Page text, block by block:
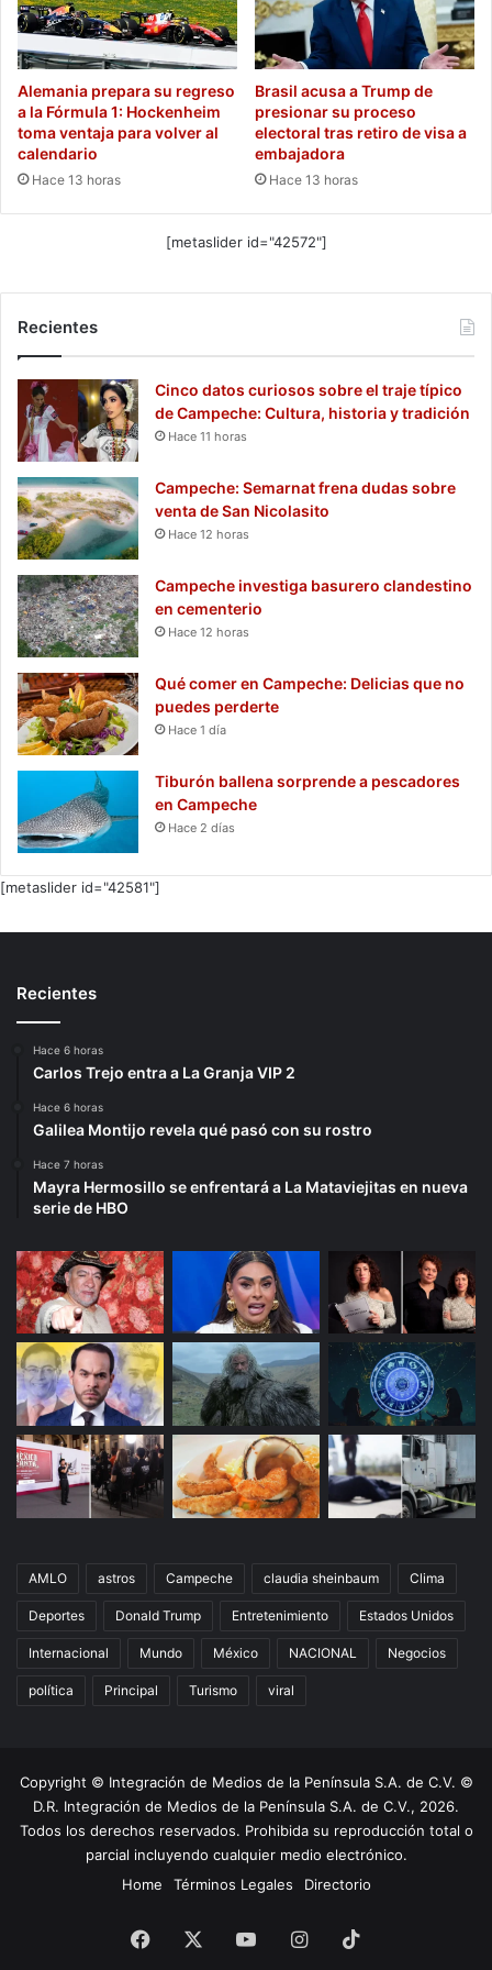
Alemania prepara su regreso
a la Fórmula 1: Hockenheim
toma ventaja para volver al
calendario
Hace 13 horas
Brasil acusa a Trump de
presionar su proceso
electoral tras retiro de visa a
embajadora
Hace 13 horas
[metaslider id="42572"]
Recientes
Cinco datos curiosos sobre el traje típico
de Campeche: Cultura, historia y tradición
Hace 11 horas
Campeche: Semarnat frena dudas sobre
venta de San Nicolasito
Hace 12 horas
Campeche investiga basurero clandestino
en cementerio
Hace 12 horas
Qué comer en Campeche: Delicias que no
puedes perderte
Hace 1 día
Tiburón ballena sorprende a pescadores
en Campeche
Hace 2 días
[metaslider id="42581"]
Recientes
Hace 6 horas
Carlos Trejo entra a La Granja VIP 2
Hace 6 horas
Galilea Montijo revela qué pasó con su rostro
Hace 7 horas
Mayra Hermosillo se enfrentará a La Mataviejitas en nueva
serie de HBO
AMLO astros Campeche claudia sheinbaum Clima
Deportes Donald Trump Entretenimiento Estados Unidos
Internacional Mundo México NACIONAL Negocios
política Principal Turismo viral
Copyright © Integración de Medios de la Península S.A. de C.V. ©
D.R. Integración de Medios de la Península S.A. de C.V., 2026.
Todos los derechos reservados. Prohibida su reproducción total o
parcial incluyendo cualquier medio electrónico.
Home
Términos Legales Directorio
Facebook YouTubeInstagram